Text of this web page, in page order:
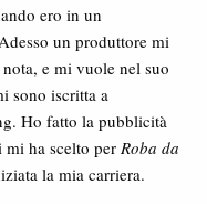
ero in un
un produttore mi
e mi vuole nel suo
sono iscritta a
Ho fatto la pubblicità
ha scelto per Roba da
la mia carriera.